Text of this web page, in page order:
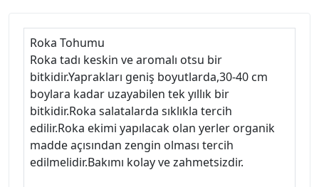
Roka Tohumu
Roka tadı keskin ve aromalı otsu bir
bitkidir.Yaprakları geniş boyutlarda,30-40 cm
boylara kadar uzayabilen tek yıllık bir
bitkidir.Roka salatalarda sıklıkla tercih
edilir.Roka ekimi yapılacak olan yerler organik
madde açısından zengin olması tercih
edilmelidir.Bakımı kolay ve zahmetsizdir.